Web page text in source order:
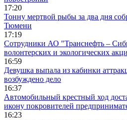
17:20
Тонну мертвой рыбы за два дня
Тюмени
17:19
Сотрудники АО "Транснефть –
волонтерских и экологических
16:59
Девушка выпала из кабинки
возбуждено дело
16:37
Автомобильный крестный ход
икону покровителей
16:23